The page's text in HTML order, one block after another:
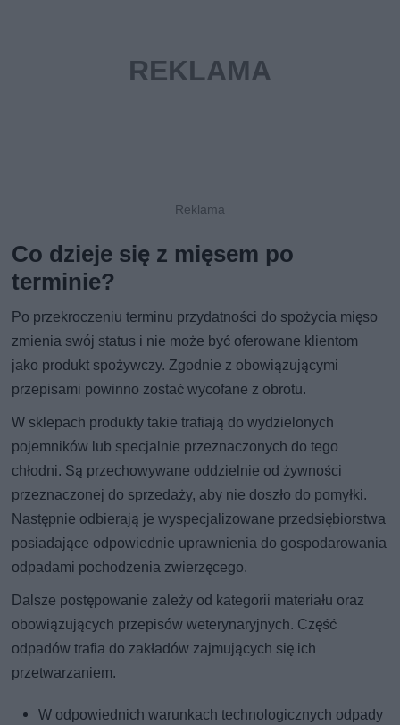
Co dzieje się z mięsem po
terminie?
Po przekroczeniu terminu przydatności do spożycia mięso
zmienia swój status i nie może być oferowane klientom
jako produkt spożywczy. Zgodnie z obowiązującymi
przepisami powinno zostać wycofane z obrotu.
W sklepach produkty takie trafiają do wydzielonych
pojemników lub specjalnie przeznaczonych do tego
chłodni. Są przechowywane oddzielnie od żywności
przeznaczonej do sprzedaży, aby nie doszło do pomyłki.
Następnie odbierają je wyspecjalizowane przedsiębiorstwa
posiadające odpowiednie uprawnienia do gospodarowania
odpadami pochodzenia zwierzęcego.
Dalsze postępowanie zależy od kategorii materiału oraz
obowiązujących przepisów weterynaryjnych. Część
odpadów trafia do zakładów zajmujących się ich
przetwarzaniem.
W odpowiednich warunkach technologicznych odpady